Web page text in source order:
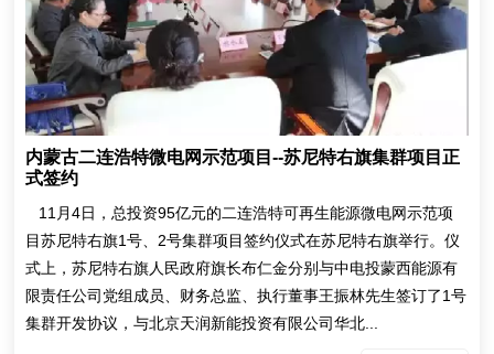
内蒙古二连浩特微电网示范项目--苏尼特右旗集群项目正
式签约
11月4日，总投资95亿元的二连浩特可再生能源微电网示范项
目苏尼特右旗1号、2号集群项目签约仪式在苏尼特右旗举行。仪
式上，苏尼特右旗人民政府旗长布仁金分别与中电投蒙西能源有
限责任公司党组成员、财务总监、执行董事王振林先生签订了1号
集群开发协议，与北京天润新能投资有限公司华北...